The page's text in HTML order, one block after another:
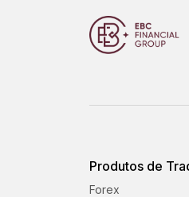
Produtos de
Forex